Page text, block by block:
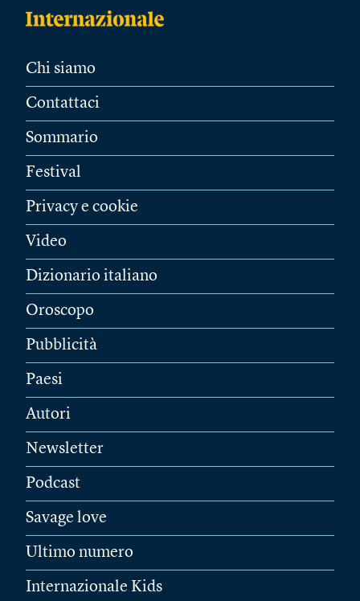
Chi siamo
Contattaci
Sommario
Festival
Privacy e cookie
Video
Dizionario italiano
Oroscopo
Pubblicità
Paesi
Autori
Newsletter
Podcast
Savage love
Ultimo numero
Internazionale Kids